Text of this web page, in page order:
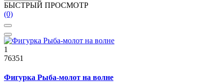
БЫСТРЫЙ ПРОСМОТР
(0)
1
76351
Фигурка Рыба-молот на волне